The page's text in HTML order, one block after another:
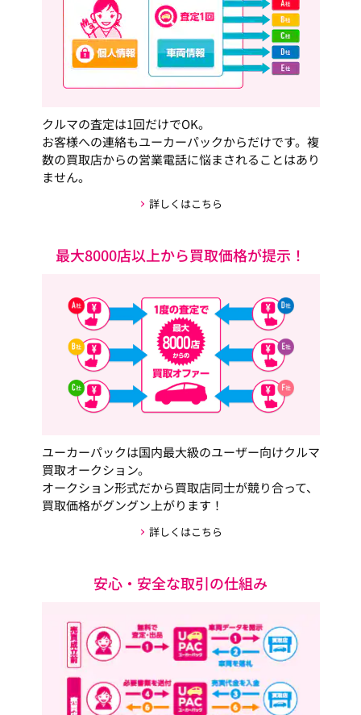
クルマの査定は1回だけでOK。
お客様への連絡もユーカーパックからだけです。複
数の買取店からの営業電話に悩まされることはあり
ません。
詳しくはこちら
最大8000店以上から買取価格が提示！
ユーカーパックは国内最大級のユーザー向けクルマ
買取オークション。
オークション形式だから買取店同士が競り合って、
買取価格がグングン上がります！
詳しくはこちら
安心・安全な取引の仕組み